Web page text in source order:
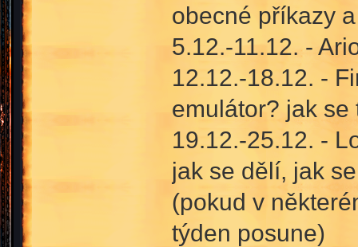
obecné příkazy
5.12.-11.12. -
12.12.-18.12. -
emulátor? jak se
19.12.-25.12. -
jak se dělí, jak
(pokud v
týden posune)